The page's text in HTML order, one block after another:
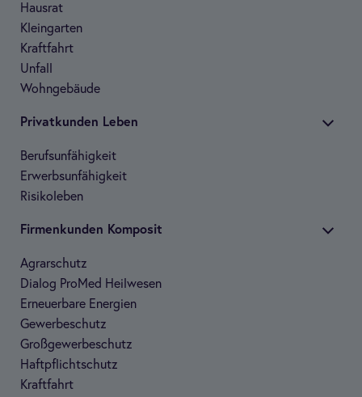
Haus­rat
Klein­gar­ten
Kraft­fahrt
Unfall
Wohn­ge­bäude
Pri­vat­kun­den Leben
Berufs­un­fä­hig­keit
Erwerbs­un­fä­hig­keit
Risi­ko­le­ben
Fir­men­kun­den Kom­po­sit
Agrar­schutz
Dia­log Pro­Med Heil­we­sen
Erneu­er­bare Ener­gien
Gewer­be­schutz
Groß­ge­wer­be­schutz
Haft­pflicht­schutz
Kraft­fahrt